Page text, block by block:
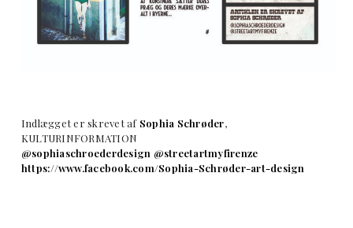
Indlægget er skrevet af Sophia Schrøder,
KULTURINFORMATION
@sophiaschroederdesign @streetartmyfirenze
https://www.facebook.com/Sophia-Schrøder-art-design